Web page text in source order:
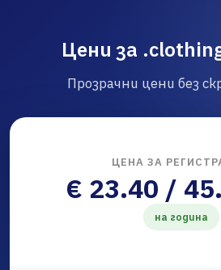
Цени за
Прозрачни цени без
ЦЕНА ЗА
€ 23.40 /
на година